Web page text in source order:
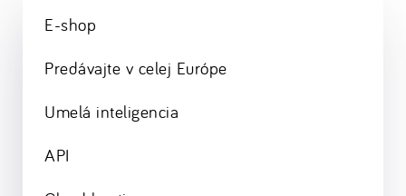
E-shop
Predávajte v celej Európe
Umelá inteligencia
API